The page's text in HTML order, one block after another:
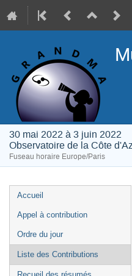
30 mai 2022 à 3 juin 2022
Observatoire de la Côte
Fuseau horaire Europe/Paris
Menu
de
Accueil
Appel à contribution
Ordre du jour
Liste des Contributions